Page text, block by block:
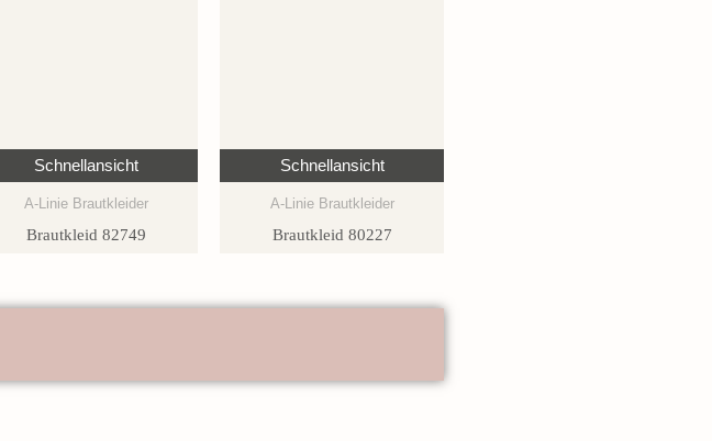
Schnellansicht
A-Linie Brautkleider
Brautkleid 82749
Schnellansicht
A-Linie Brautkleider
Brautkleid 80227